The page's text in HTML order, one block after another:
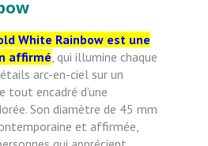
White Rainbow est une
affirmé, qui illumine chaque
arc-en-ciel sur un
tout encadré d’une
Son diamètre de 45 mm
et affirmée,